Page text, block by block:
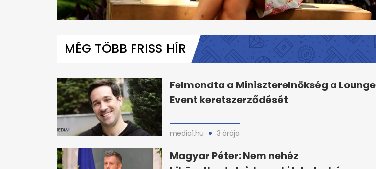
secondsVolume
MÉG TÖBB FRISS HÍR
Felmondta a Miniszterelnökség a Lounge
Event keretszerződését
media1.hu 3 órája
Magyar Péter: Nem nehéz